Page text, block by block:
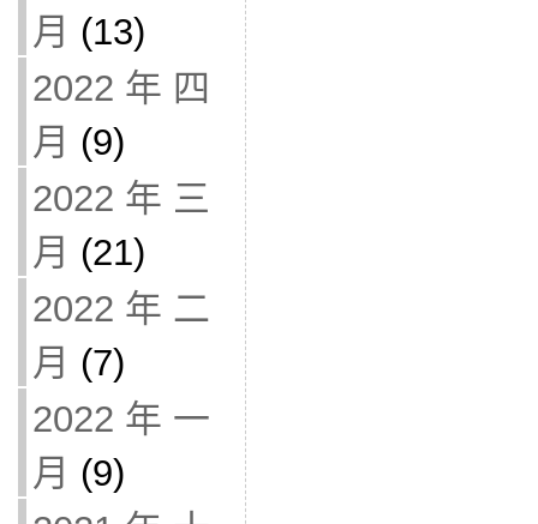
月 (13)
2022 年 四
月 (9)
2022 年 三
月 (21)
2022 年 二
月 (7)
2022 年 一
月 (9)